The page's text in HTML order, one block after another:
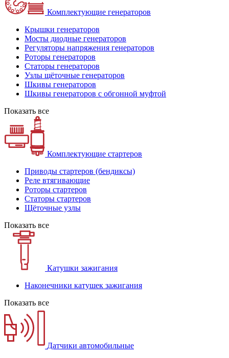
Комплектующие генераторов
Крышки генераторов
Мосты диодные генераторов
Регуляторы напряжения генераторов
Роторы генераторов
Статоры генераторов
Узлы щёточные генераторов
Шкивы генераторов
Шкивы генераторов с обгонной муфтой
Показать все
Комплектующие стартеров
Приводы стартеров (бендиксы)
Реле втягивающие
Роторы стартеров
Статоры стартеров
Щёточные узлы
Показать все
Катушки зажигания
Наконечники катушек зажигания
Показать все
Датчики автомобильные